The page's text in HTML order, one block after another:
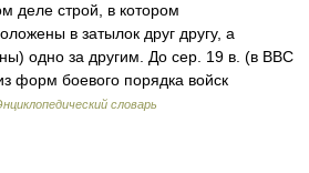
деле строй, в котором
в затылок друг другу, а
одно за другим. До сер. 19 в. (в ВВС
форм боевого порядка войск
словарь